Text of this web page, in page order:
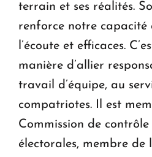
terrain et ses réalités.
renforce notre capacité
l’écoute et efficaces.
manière d’allier
travail d’équipe, au
compatriotes. Il est
Commission de contrôle
électorales, membre de